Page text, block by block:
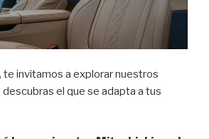
te invitamos a explorar nuestros
el que se adapta a tus